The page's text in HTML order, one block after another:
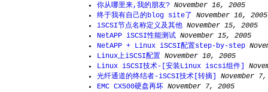
你从哪里来,我的朋友? November 16, 2005
终于我有自己的blog site了
November 16, 2005
iSCSI节点名称定义及其他 November 15, 2005
NetAPP iSCSI性能测试 November 15, 2005
NetAPP + Linux iSCSI配置step-by-step
Linux上iSCSI配置 November 10, 2005
Linux iSCSI技术-[安装Linux iscsi组件]
光纤通道的终结者-iSCSI技术[转摘]
November
EMC CX500硬盘再坏 November 7, 2005